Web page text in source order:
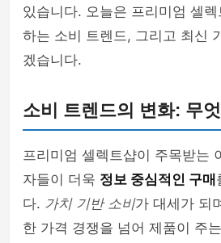
있습니다. 오늘은 프리미엄 셀
하는 소비 트렌드, 그리고 최신
겠습니다.
소비 트렌드의 변화: 무
프리미엄 셀렉트샵이 주목받는
자들이 더욱 정보 중심적인 구매
다. 가치 기반 소비가 대세가 되
한 가격 경쟁을 넘어 제품이 주